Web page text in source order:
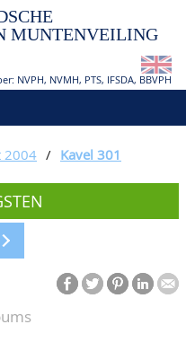
MUNTENVEILING
NVPH, NVMH, PTS, IFSDA, BBVPH
2004 / Kavel 301